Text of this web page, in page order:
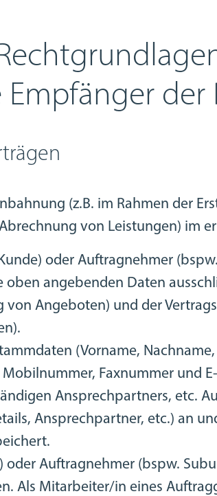
der
(z.B. im Rahmen der
von Leistungen) im
oder Auftragnehmer
angebenden Daten
Angeboten) und der
(Vorname,
Faxnummer und
Ansprechpartners, etc.
Ansprechpartner, etc.) an
oder Auftragnehmer (bspw.
Als Mitarbeiter/in eines